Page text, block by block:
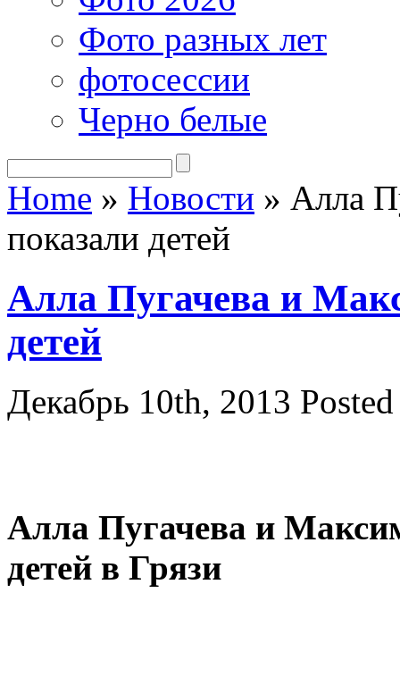
Фото разных лет
фотосессии
Черно белые
Home » Новости » Алла
показали детей
Алла Пугачева и
детей
Декабрь 10th, 2013
Алла Пугачева и
детей в Грязи